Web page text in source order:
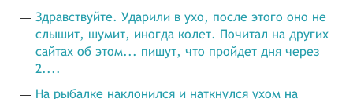
Здравствуйте. Ударили в ухо, после этого оно не
слышит, шумит, иногда колет. Почитал на других
сайтах об этом... пишут, что пройдет дня через
2....
На рыбалке наклонился и наткнулся ухом на